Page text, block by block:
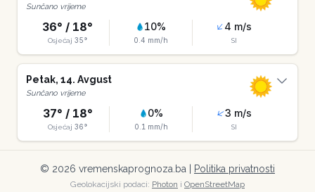
Sunčano vrijeme
36° / 18°
Osjećaj 35°
10%
0.4 mm/h
4 m/s
SI
Petak, 14. Avgust
Sunčano vrijeme
37° / 18°
Osjećaj 36°
0%
0.1 mm/h
3 m/s
SI
© 2026 vremenskaprognoza.ba | Politika privatnosti
Geolokacijski podaci: Photon i OpenStreetMap